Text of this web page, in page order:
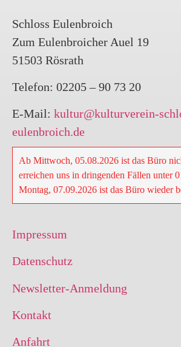
Schloss Eulenbroich
Zum Eulenbroicher Auel 19
51503 Rösrath
Telefon: 02205 – 90 73 20
E-Mail: kultur@kulturverein-
eulenbroich.de
Ab Mittwoch, 05.08.2026 ist das Büro
erreichen uns in dringenden Fällen unter
Montag, 07.09.2026 ist das Büro wieder
Impressum
Datenschutz
Newsletter-Anmeldung
Kontakt
Anfahrt